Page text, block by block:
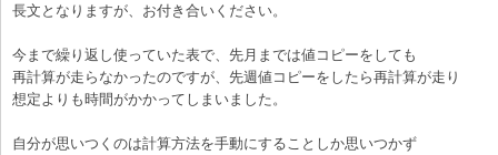
長文となりますが、お付き合いください。
今まで繰り返し使っていた表で、先月までは値コピーをしても
再計算が走らなかったのですが、先週値コピーをしたら再計算が走り
想定よりも時間がかかってしまいました。
自分が思いつくのは計算方法を手動にすることしか思いつかず